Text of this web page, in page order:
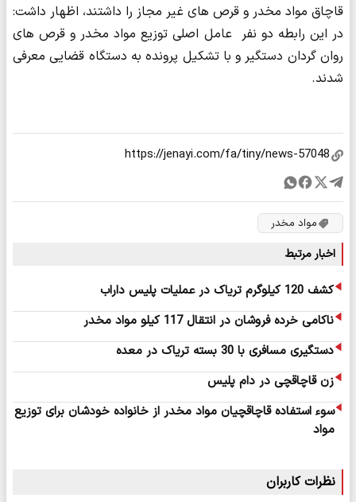
قاچاق مواد مخدر و قرص های غیر مجاز را داشتند، اظهار داشت:
در این رابطه دو نفر عامل اصلی توزیع مواد مخدر و قرص های
روان گردان دستگیر و با تشکیل پرونده به دستگاه قضایی معرفی
شدند.
مواد مخدر
اخبار مرتبط
کشف 120 کیلوگرم تریاک در عملیات پلیس داراب
ناکامی خرده فروشان در انتقال 117 کیلو مواد مخدر
دستگیری مسافری با 30 بسته تریاک در معده
زن قاچاقچی در دام پلیس
سوء استفاده قاچاقچیان مواد مخدر از خانواده خودشان برای توزیع
مواد
نظرات کاربران